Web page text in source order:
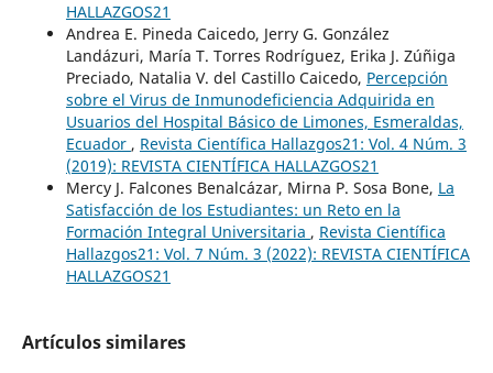
HALLAZGOS21
Andrea E. Pineda Caicedo, Jerry G. González
Landázuri, María T. Torres Rodríguez, Erika J. Zúñiga
Preciado, Natalia V. del Castillo Caicedo, Percepción
sobre el Virus de Inmunodeficiencia Adquirida en
Usuarios del Hospital Básico de Limones, Esmeraldas,
Ecuador , Revista Científica Hallazgos21: Vol. 4 Núm. 3
(2019): REVISTA CIENTÍFICA HALLAZGOS21
Mercy J. Falcones Benalcázar, Mirna P. Sosa Bone, La
Satisfacción de los Estudiantes: un Reto en la
Formación Integral Universitaria , Revista Científica
Hallazgos21: Vol. 7 Núm. 3 (2022): REVISTA CIENTÍFICA
HALLAZGOS21
Artículos similares